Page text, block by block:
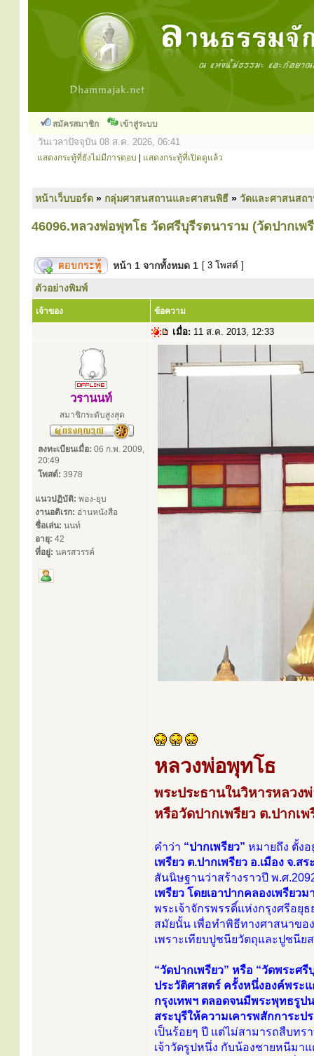
สมัครสมาชิก เข้าสู่ระบบ
วันเวลาปัจจุบัน 08 ส.ค. 2026, 06:41
แสดงกระทู้ที่ยังไม่มีการตอบ แสดงกระทู้ที่เปิดดูแล้ว
หน้าเว็บบอร์ด » กลุ่มศาสนสถานและศาสนพิธี » วัดและศาสนสถ
46096.หลวงพ่อพุทโธ วัดศรีบุรีรตนาราม (วัดปากเพ
หน้า 1 จากทั้งหมด 1 [ 3 โพสต์ ]
ตัวอย่างพิมพ์
เจ้าของ ข้อความ
เมื่อ: 11 ส.ค. 2013, 12:33
วรานนท์
สมาชิกระดับสูงสุด
ลงทะเบียนเมื่อ: 06 ก.พ. 2009,
20:49
โพสต์: 3978
แนวปฏิบัติ: พอง-ยุบ
งานอดิเรก: อ่านหนังสือ
ชื่อเล่น: นนท์
อายุ: 42
ที่อยู่: นครสวรรค์
หลวงพ่อพุทโธ
พระประธานในวิหารหลวง
หรือวัดปากเพรียว ต.ปากเพ
คำว่า “ปากเพรียว” หมายถึง ตั้ง
เพรียว ต.ปากเพรียว อ.เมือง จ.สร
สันนิษฐานว่าสร้างราวปี พ.ศ
เพรียว โดยเอาปากคลองเพรียว
พระเจ้าจักรพรรดิ์แห่งกรุงศรีอยุ
สมัยนั้น เพื่อทำพิธีทางศาสนาขอ
เพราะเทียบปูชนียวัตถุและปูชนีย
“วัดปากเพรียว” หรือ “วัดพระศ
ประวัติศาสตร์ ครั้งหนึ่งองค์พระ
กรุงเทพฯ ตลอดจนมีพระพุทธรูป
สระบุรีให้ความเคารพสักการะป
เป็นร้อยๆ ปี แต่ไม่สามารถสืบทร
เจ้าวัดรูปหนึ่ง กับน้องชายหนีมา